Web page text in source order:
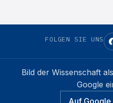
FOLGEN SIE UNS
Bild der Wissenschaft
Google
Auf